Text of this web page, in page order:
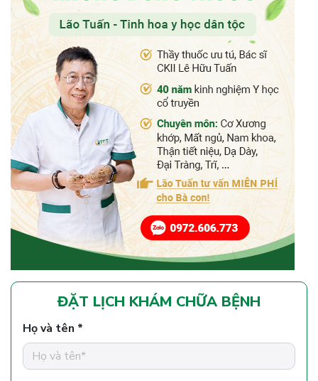
ĐẶT LỊCH KHÁM CHỮA BỆNH
Họ và tên *